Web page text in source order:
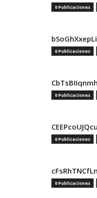
0 Publicaciones
bSoGhXxepLi
0 Publicaciones
0 Publicaciones
0 Publicaciones
0 Publicaciones